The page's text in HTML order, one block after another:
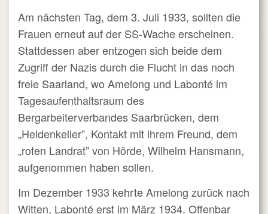
Am nächsten Tag, dem 3. Juli 1933, sollten die
Frauen erneut auf der SS-Wache erscheinen.
Stattdessen aber entzogen sich beide dem
Zugriff der Nazis durch die Flucht in das noch
freie Saarland, wo Amelong und Labonté im
Tagesaufenthaltsraum des
Bergarbeiterverbandes Saarbrücken, dem
„Heldenkeller”, Kontakt mit ihrem Freund, dem
„roten Landrat” von Hörde, Wilhelm Hansmann,
aufgenommen haben sollen.
Im Dezember 1933 kehrte Amelong zurück nach
Witten, Labonté erst im März 1934. Offenbar